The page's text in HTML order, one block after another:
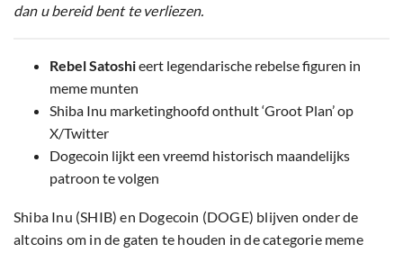
dan u bereid bent te verliezen.
Rebel Satoshieert legendarische rebelse figuren in
meme munten
Shiba Inu marketinghoofd onthult ‘Groot Plan’ op
X/Twitter
Dogecoin lijkt een vreemd historisch maandelijks
patroon te volgen
Shiba Inu (SHIB) en Dogecoin (DOGE) blijven onder de
altcoins om in de gaten te houden in de categorie meme